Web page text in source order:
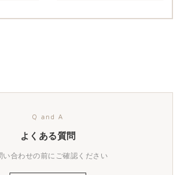
Q and A
よくある質問
い合わせの前にご確認ください